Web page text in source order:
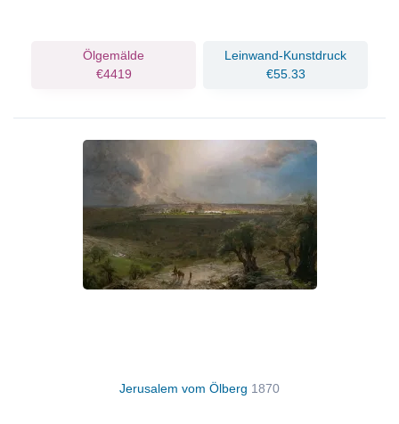
Ölgemälde
€4419
Leinwand-Kunstdruck
€55.33
Jerusalem vom Ölberg 1870